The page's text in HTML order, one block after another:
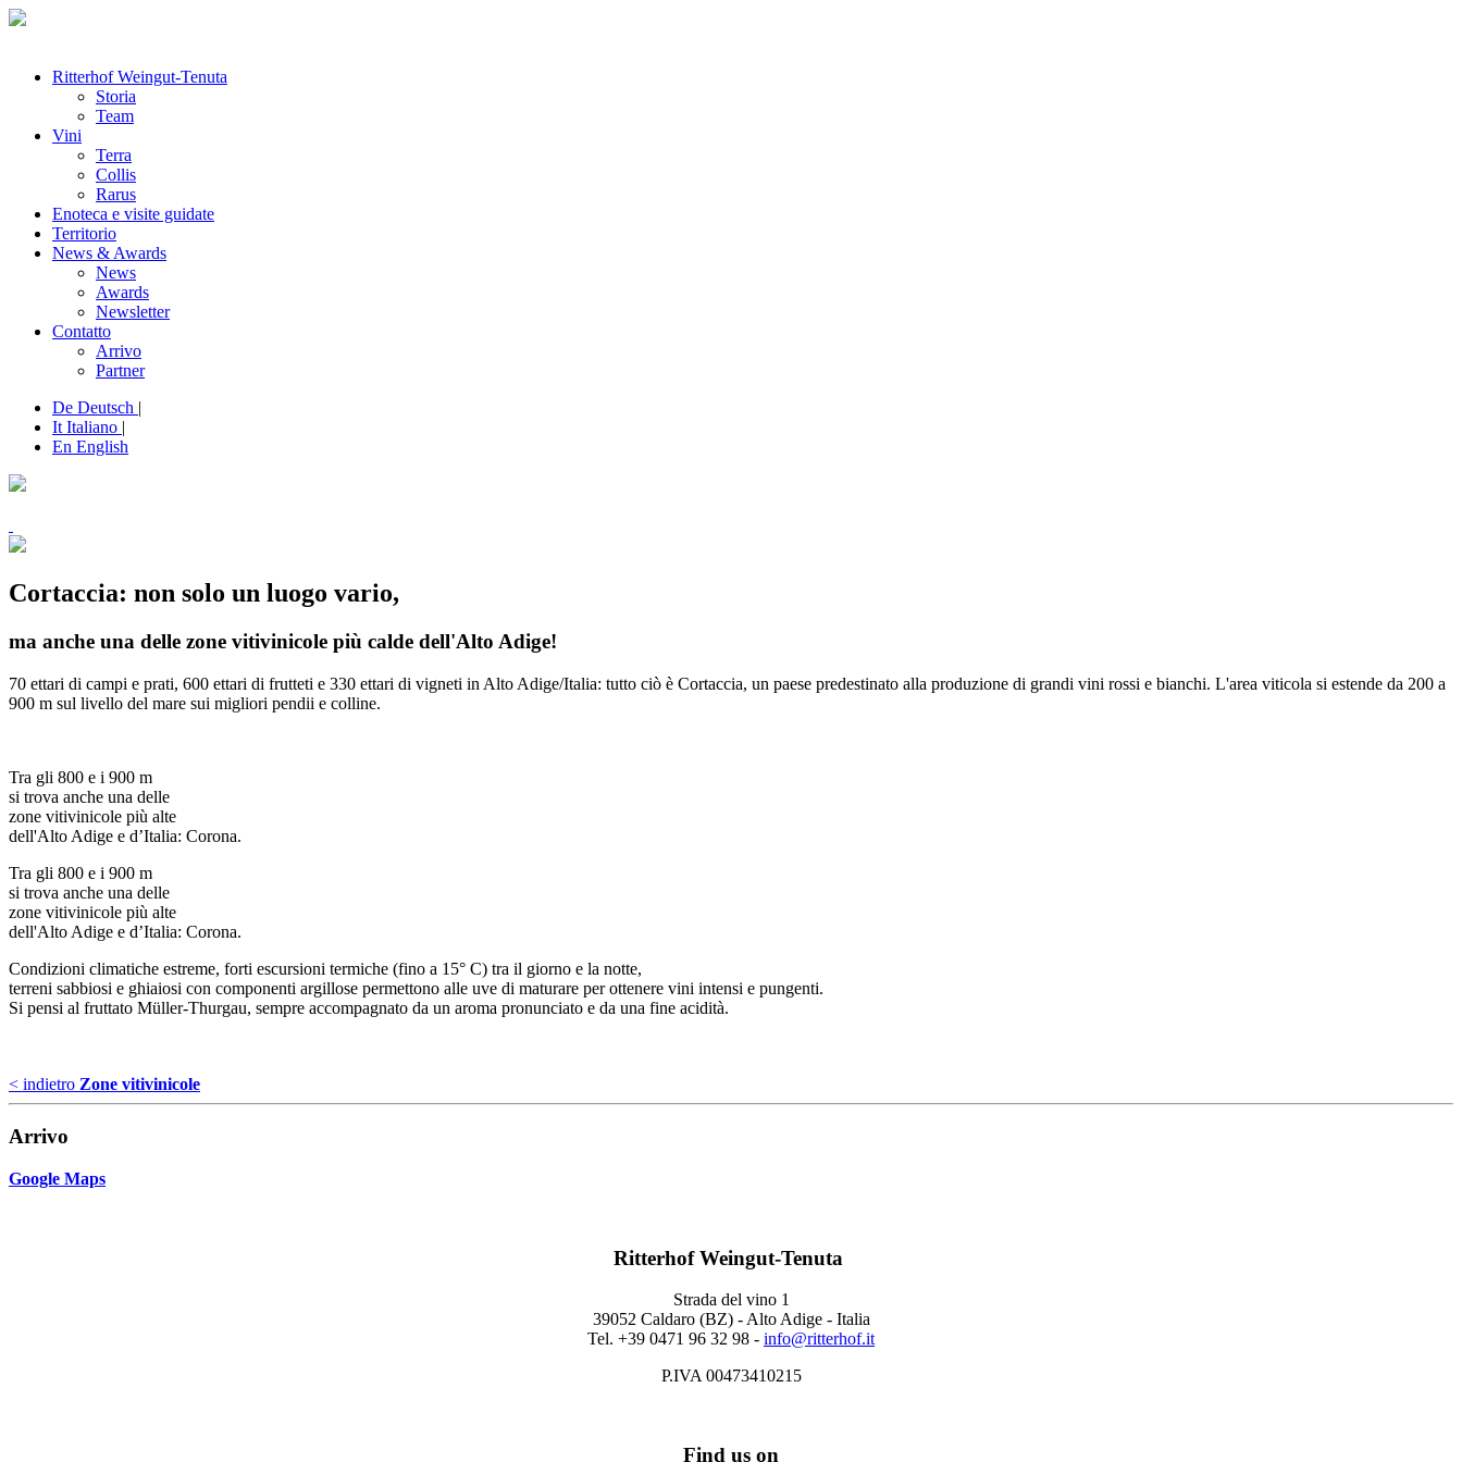
Ritterhof Weingut-Tenuta
Storia
Team
Vini
Terra
Collis
Rarus
Enoteca e visite guidate
Territorio
News & Awards
News
Awards
Newsletter
Contatto
Arrivo
Partner
De Deutsch |
It Italiano |
En English
Cortaccia: non solo un luogo vario,
ma anche una delle zone vitivinicole più calde dell'Alto Adige!
70 ettari di campi e prati, 600 ettari di frutteti e 330 ettari di vigneti in Alto Adige/Italia: tutto ciò è Cortaccia, un paese predestinato alla produzione di grandi vini rossi e bianchi. L'area viticola si estende da 200 a
900 m sul livello del mare sui migliori pendii e colline.
Tra gli 800 e i 900 m
si trova anche una delle
zone vitivinicole più alte
dell'Alto Adige e d’Italia: Corona.
Tra gli 800 e i 900 m
si trova anche una delle
zone vitivinicole più alte
dell'Alto Adige e d’Italia: Corona.
Condizioni climatiche estreme, forti escursioni termiche (fino a 15° C) tra il giorno e la notte,
terreni sabbiosi e ghiaiosi con componenti argillose permettono alle uve di maturare per ottenere vini intensi e pungenti.
Si pensi al fruttato Müller-Thurgau, sempre accompagnato da un aroma pronunciato e da una fine acidità.
< indietro Zone vitivinicole
Arrivo
Google Maps
Ritterhof Weingut-Tenuta
Strada del vino 1
39052 Caldaro (BZ) - Alto Adige - Italia
Tel. +39 0471 96 32 98 - info@ritterhof.it
P.IVA 00473410215
Find us on